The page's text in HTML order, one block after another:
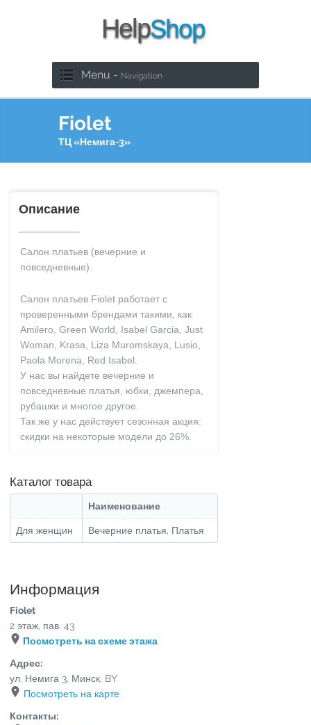
Menu - Navigation
Fiolet
ТЦ «Немига-3»
Описание
Салон платьев (вечерние и
повседневные).
Салон платьев Fiolet работает с
проверенными брендами такими, как
Amilero, Green World, Isabel Garcia, Just
Woman, Krasa, Liza Muromskaya, Lusio,
Paola Morena, Red Isabel.
У нас вы найдете вечерние и
повседневные платья, юбки, джемпера,
рубашки и многое другое.
Так же у нас действует сезонная акция:
скидки на некоторые модели до 26%.
Каталог товара
Наименование
Для женщин Вечерние платья, Платья
Информация
Fiolet
2 этаж, пав. 43
Посмотреть на схеме этажа
Адрес:
ул. Немига 3, Минск, BY
Посмотреть на карте
Контакты: